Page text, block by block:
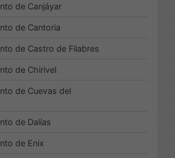
de Canjáyar
de Cantoria
de Castro de Filabres
de Chirivel
de Cuevas del
de Dalías
de Enix